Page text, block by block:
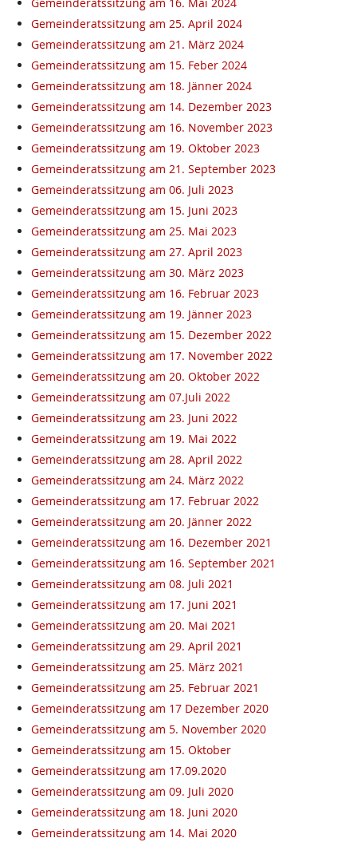
Gemeinderatssitzung am 25. April 2024
Gemeinderatssitzung am 21. März 2024
Gemeinderatssitzung am 15. Feber 2024
Gemeinderatssitzung am 18. Jänner 2024
Gemeinderatssitzung am 14. Dezember 2023
Gemeinderatssitzung am 16. November 2023
Gemeinderatssitzung am 19. Oktober 2023
Gemeinderatssitzung am 21. September 2023
Gemeinderatssitzung am 06. Juli 2023
Gemeinderatssitzung am 15. Juni 2023
Gemeinderatssitzung am 25. Mai 2023
Gemeinderatssitzung am 27. April 2023
Gemeinderatssitzung am 30. März 2023
Gemeinderatssitzung am 16. Februar 2023
Gemeinderatssitzung am 19. Jänner 2023
Gemeinderatssitzung am 15. Dezember 2022
Gemeinderatssitzung am 17. November 2022
Gemeinderatssitzung am 20. Oktober 2022
Gemeinderatssitzung am 07.Juli 2022
Gemeinderatssitzung am 23. Juni 2022
Gemeinderatssitzung am 19. Mai 2022
Gemeinderatssitzung am 28. April 2022
Gemeinderatssitzung am 24. März 2022
Gemeinderatssitzung am 17. Februar 2022
Gemeinderatssitzung am 20. Jänner 2022
Gemeinderatssitzung am 16. Dezember 2021
Gemeinderatssitzung am 16. September 2021
Gemeinderatssitzung am 08. Juli 2021
Gemeinderatssitzung am 17. Juni 2021
Gemeinderatssitzung am 20. Mai 2021
Gemeinderatssitzung am 29. April 2021
Gemeinderatssitzung am 25. März 2021
Gemeinderatssitzung am 25. Februar 2021
Gemeinderatssitzung am 17 Dezember 2020
Gemeinderatssitzung am 5. November 2020
Gemeinderatssitzung am 15. Oktober
Gemeinderatssitzung am 17.09.2020
Gemeinderatssitzung am 09. Juli 2020
Gemeinderatssitzung am 18. Juni 2020
Gemeinderatssitzung am 14. Mai 2020